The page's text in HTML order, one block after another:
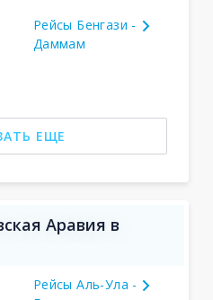
Рейсы Бенгази -
Даммам
ЕЩЕ
Аравия в
Рейсы Аль-Ула -